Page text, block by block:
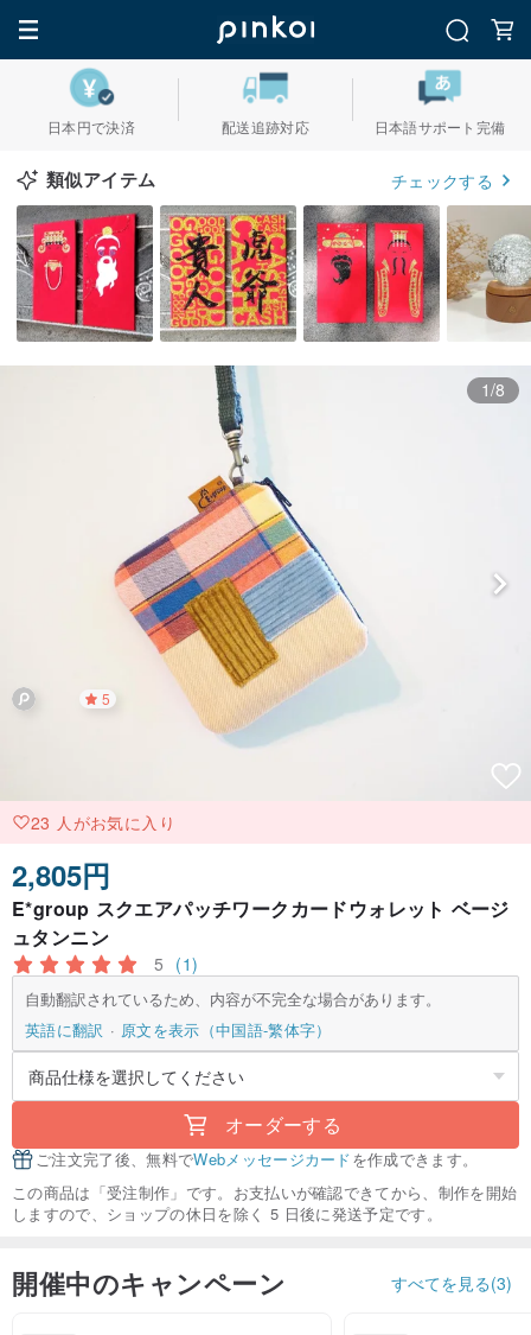
日本円で決済 配送追跡対応 日本語サポート完備
類似アイテム チェックする
1/8
5
23 人がお気に入り
2,805円
E*group スクエアパッチワークカードウォレット ベージ
ュタンニン
5 (1)
自動翻訳されているため、内容が不完全な場合があります。
英語に翻訳
原文を表示（中国語-繁体字）
オーダーする
ご注文完了後、無料でWebメッセージカードを作成できます。
この商品は「受注制作」です。お支払いが確認できてから、制作を開始
しますので、ショップの休日を除く 5 日後に発送予定です。
開催中のキャンペーン すべてを見る(3)